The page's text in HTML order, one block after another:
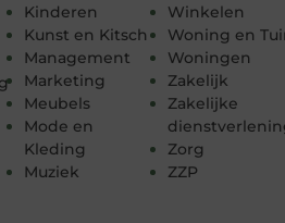
Kinderen
Kunst en Kitsch
Management
Marketing
Meubels
Mode en
Kleding
Muziek
Winkelen
Woning en
Woningen
Zakelijk
Zakelijke
Zorg
ZZP